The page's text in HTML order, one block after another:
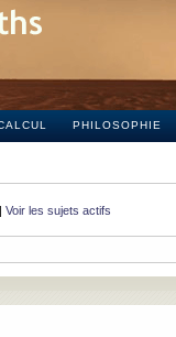
PHILOSOPHIE
| Voir les sujets actifs